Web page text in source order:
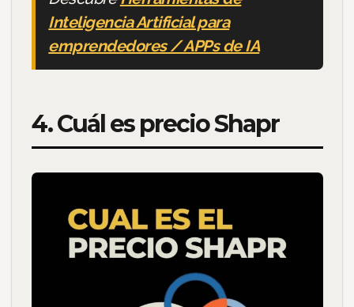
Inteligencia Artificial para
emprendedores / APPs de IA
4. Cuál es precio Shapr